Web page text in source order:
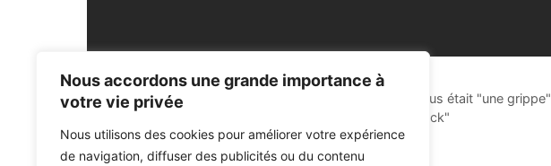
Nous accordons une grande importance à
votre vie privée
Nous utilisons des cookies pour améliorer votre expérience
de navigation, diffuser des publicités ou du contenu
Doja Cat attrapé COVID-19 après avoir dit que le coronavirus était "une grippe"
Grimes appelle Elon Musk après avoir tweete "Pronoms Suck"